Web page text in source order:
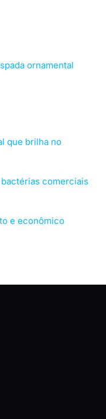
ornamental
que brilha no
comerciais
e econômico